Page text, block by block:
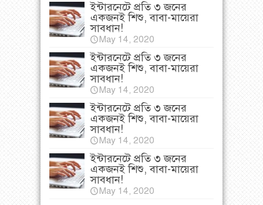
ইন্টারনেটে প্রতি ৩ জনের
একজনই শিশু, বাবা-মায়েরা
সাবধান!
May 14, 2020
ইন্টারনেটে প্রতি ৩ জনের
একজনই শিশু, বাবা-মায়েরা
সাবধান!
May 14, 2020
ইন্টারনেটে প্রতি ৩ জনের
একজনই শিশু, বাবা-মায়েরা
সাবধান!
May 14, 2020
ইন্টারনেটে প্রতি ৩ জনের
একজনই শিশু, বাবা-মায়েরা
সাবধান!
May 14, 2020